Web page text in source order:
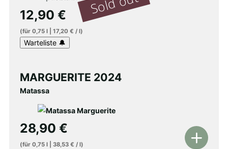
12,90 €
(für 0,75 l| 17,20 € / l)
MARGUERITE 2024
Matassa
28,90 €
(für 0,75 l| 38,53 € / l)
In